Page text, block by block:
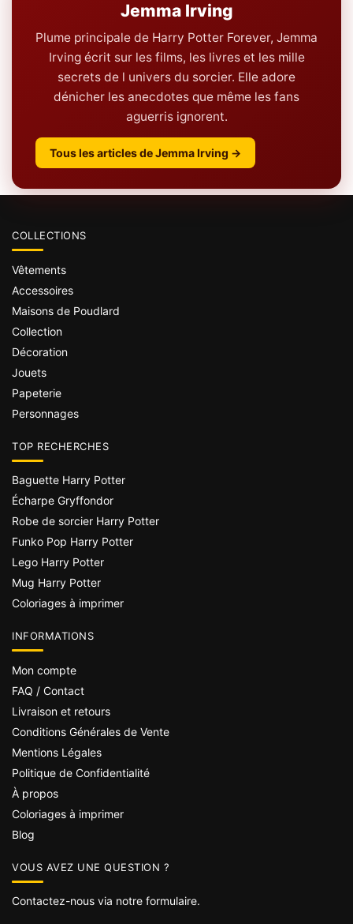
Jemma Irving
Plume principale de Harry Potter Forever, Jemma
Irving écrit sur les films, les livres et les mille
secrets de l univers du sorcier. Elle adore
dénicher les anecdotes que même les fans
aguerris ignorent.
Tous les articles de Jemma Irving →
COLLECTIONS
Vêtements
Accessoires
Maisons de Poudlard
Collection
Décoration
Jouets
Papeterie
Personnages
TOP RECHERCHES
Baguette Harry Potter
Écharpe Gryffondor
Robe de sorcier Harry Potter
Funko Pop Harry Potter
Lego Harry Potter
Mug Harry Potter
Coloriages à imprimer
INFORMATIONS
Mon compte
FAQ / Contact
Livraison et retours
Conditions Générales de Vente
Mentions Légales
Politique de Confidentialité
À propos
Coloriages à imprimer
Blog
VOUS AVEZ UNE QUESTION ?
Contactez-nous via notre formulaire.